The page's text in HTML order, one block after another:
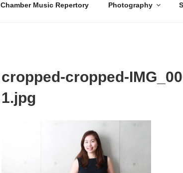
Chamber Music Repertory Photography
cropped-cropped-
1.jpg